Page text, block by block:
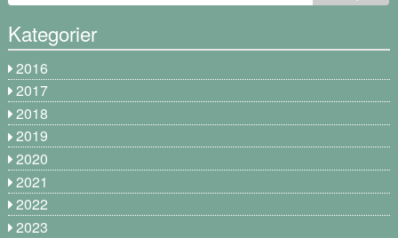
Kategorier
2016
2017
2018
2019
2020
2021
2022
2023